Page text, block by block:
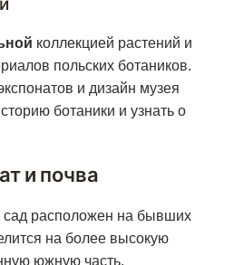
коллекцией растений и
польских ботаников.
и дизайн музея
ботаники и узнать о
и почва
сад расположен на бывших
на более высокую
южную часть.